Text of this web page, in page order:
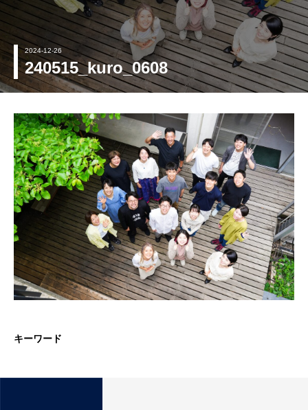
2024-12-26
240515_kuro_0608
キーワード